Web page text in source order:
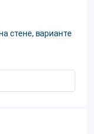
стене, варианте